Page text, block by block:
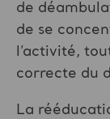
de
de se
l’activité,
correcte du
La